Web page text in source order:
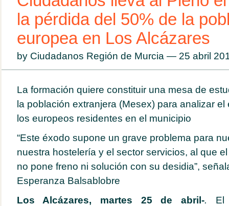
la pérdida del 50% de la
europea en Los Alcázares
by Ciudadanos Región de Murcia — 25 abril
La formación quiere constituir una mesa de
la población extranjera (Mesex) para analizar
los europeos residentes en el municipio
“Este éxodo supone un grave problema para
nuestra hostelería y el sector servicios, al que
no pone freno ni solución con su desidia”,
Esperanza Balsablobre
Los Alcázares, martes 25 de abril-. El